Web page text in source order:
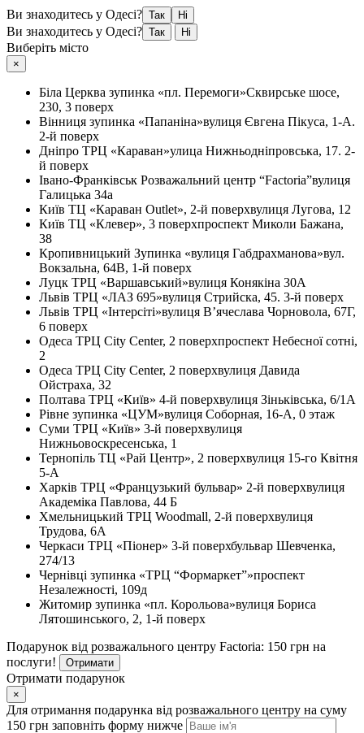
Ви знаходитесь у Одесі? Так Ні
Ви знаходитесь у Одесі? Так Ні
Виберіть місто
×
Біла Церква зупинка «пл. Перемоги»Сквирське шосе,
230, 3 поверх
Вінниця зупинка «Папаніна»вулиця Євгена Пікуса, 1-А.
2-й поверх
Дніпро ТРЦ «Караван»улица Нижньодніпровська, 17. 2-
й поверх
Івано-Франківськ Розважальний центр “Factoria”вулиця
Галицька 34а
Київ ТЦ «Караван Outlet», 2-й поверхвулиця Лугова, 12
Київ ТЦ «Клевер», 3 поверхпроспект Миколи Бажана,
38
Кропивницький Зупинка «вулиця Габдрахманова»вул.
Вокзальна, 64В, 1-й поверх
Луцк ТРЦ «Варшавський»вулиця Конякіна 30А
Львів ТРЦ «ЛАЗ 695»вулиця Стрийска, 45. 3-й поверх
Львів ТРЦ «Інтерсіті»вулиця В’ячеслава Чорновола, 67Г,
6 поверх
Одеса ТРЦ City Center, 2 поверхпроспект Небесної сотні,
2
Одеса ТРЦ City Center, 2 поверхвулиця Давида
Ойстраха, 32
Полтава ТРЦ «Київ» 4-й поверхвулиця Зіньківська, 6/1А
Рівне зупинка «ЦУМ»вулиця Соборная, 16-А, 0 этаж
Суми ТРЦ «Київ» 3-й поверхвулиця
Нижньовоскресенська, 1
Тернопіль ТЦ «Рай Центр», 2 поверхвулиця 15-го Квітня
5-А
Харків ТРЦ «Французький бульвар» 2-й поверхвулиця
Академіка Павлова, 44 Б
Хмельницький ТРЦ Woodmall, 2-й поверхвулиця
Трудова, 6А
Черкаси ТРЦ «Піонер» 3-й поверхбульвар Шевченка,
274/13
Чернівці зупинка «ТРЦ “Формаркет”»проспект
Незалежності, 109д
Житомир зупинка «пл. Корольова»вулиця Бориса
Лятошинського, 2, 1-й поверх
Подарунок від розважального центру Factoria: 150 грн на
послуги!
Отримати
Отримати подарунок
×
Для отримання подарунка від розважального центру на суму
150 грн заповніть форму нижче